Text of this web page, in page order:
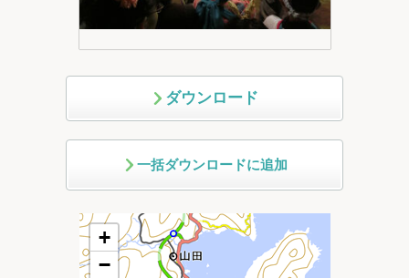
ダウンロード
一括ダウンロードに追加
+
−